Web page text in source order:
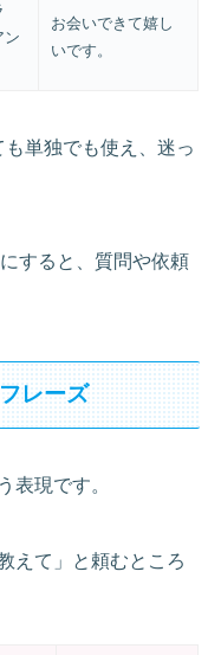
ン
お会いできて嬉し
いです。
も単独でも使え、迷っ
すると、質問や依頼
レーズ
表現です。
えて」と頼むところ